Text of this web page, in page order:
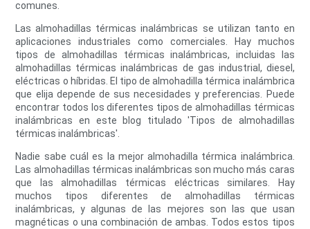
comunes.
Las almohadillas térmicas inalámbricas se utilizan tanto en
aplicaciones industriales como comerciales. Hay muchos
tipos de almohadillas térmicas inalámbricas, incluidas las
almohadillas térmicas inalámbricas de gas industrial, diesel,
eléctricas o híbridas. El tipo de almohadilla térmica inalámbrica
que elija depende de sus necesidades y preferencias. Puede
encontrar todos los diferentes tipos de almohadillas térmicas
inalámbricas en este blog titulado 'Tipos de almohadillas
térmicas inalámbricas'.
Nadie sabe cuál es la mejor almohadilla térmica inalámbrica.
Las almohadillas térmicas inalámbricas son mucho más caras
que las almohadillas térmicas eléctricas similares. Hay
muchos tipos diferentes de almohadillas térmicas
inalámbricas, y algunas de las mejores son las que usan
magnéticas o una combinación de ambas. Todos estos tipos